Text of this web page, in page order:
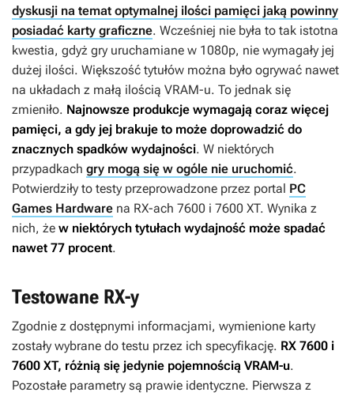
dyskusji na temat optymalnej ilości pamięci jaką powinny
posiadać karty graficzne. Wcześniej nie była to tak istotna
kwestia, gdyż gry uruchamiane w 1080p, nie wymagały jej
dużej ilości. Większość tytułów można było ogrywać nawet
na układach z małą ilością VRAM-u. To jednak się
zmieniło. Najnowsze produkcje wymagają coraz więcej
pamięci, a gdy jej brakuje to może doprowadzić do
znacznych spadków wydajności. W niektórych
przypadkach gry mogą się w ogóle nie uruchomić.
Potwierdziły to testy przeprowadzone przez portal PC
Games Hardware na RX-ach 7600 i 7600 XT. Wynika z
nich, że w niektórych tytułach wydajność może spadać
nawet 77 procent.
Testowane RX-y
Zgodnie z dostępnymi informacjami, wymienione karty
zostały wybrane do testu przez ich specyfikację. RX 7600 i
7600 XT, różnią się jedynie pojemnością VRAM-u.
Pozostałe parametry są prawie identyczne. Pierwsza z